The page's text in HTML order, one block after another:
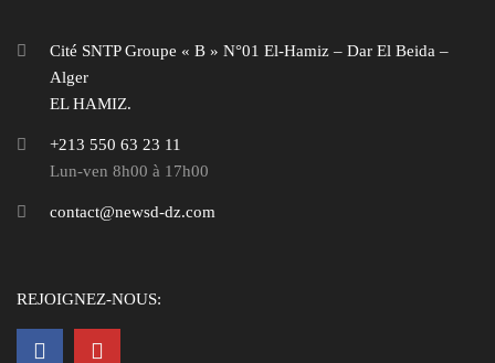
Cité SNTP Groupe « B » N°01 El-Hamiz – Dar El Beida –
Alger
EL HAMIZ.
+213 550 63 23 11
Lun-ven 8h00 à 17h00
contact@newsd-dz.com
REJOIGNEZ-NOUS: